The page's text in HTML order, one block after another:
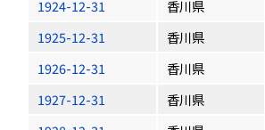
1924-12-31
香川県
1925-12-31
香川県
1926-12-31
香川県
1927-12-31
香川県